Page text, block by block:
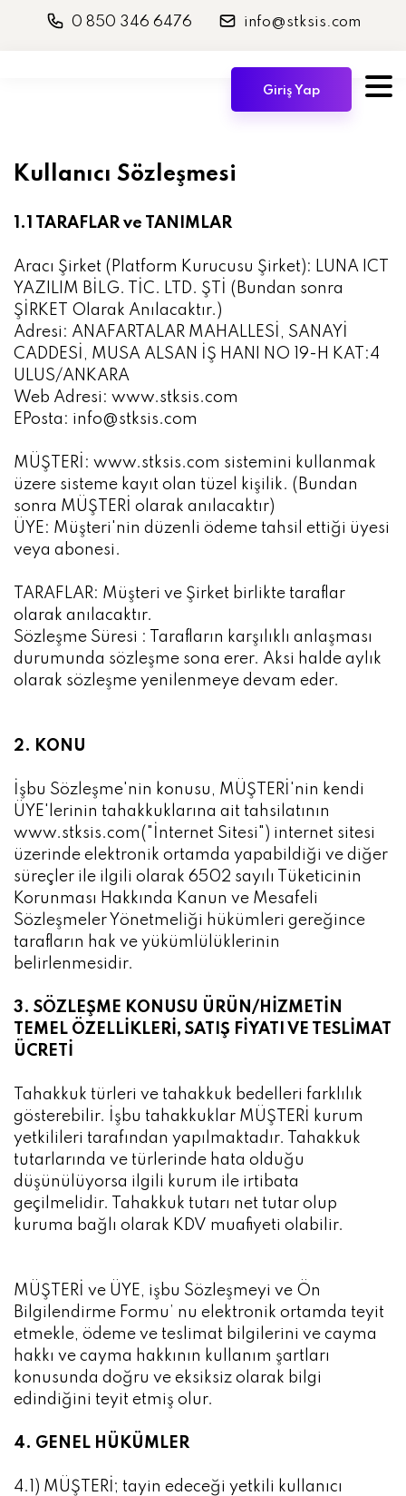
0 850 346 6476 info@stksis.com
Giriş Yap
Kullanıcı Sözleşmesi
1.1 TARAFLAR ve TANIMLAR
Aracı Şirket (Platform Kurucusu Şirket): LUNA ICT
YAZILIM BİLG. TİC. LTD. ŞTİ (Bundan sonra
ŞİRKET Olarak Anılacaktır.)
Adresi: ANAFARTALAR MAHALLESİ, SANAYİ
CADDESİ, MUSA ALSAN İŞ HANI NO 19-H KAT:4
ULUS/ANKARA
Web Adresi: www.stksis.com
EPosta: info@stksis.com
MÜŞTERİ: www.stksis.com sistemini kullanmak
üzere sisteme kayıt olan tüzel kişilik. (Bundan
sonra MÜŞTERİ olarak anılacaktır)
ÜYE: Müşteri'nin düzenli ödeme tahsil ettiği üyesi
veya abonesi.
TARAFLAR: Müşteri ve Şirket birlikte taraflar
olarak anılacaktır.
Sözleşme Süresi : Tarafların karşılıklı anlaşması
durumunda sözleşme sona erer. Aksi halde aylık
olarak sözleşme yenilenmeye devam eder.
2. KONU
İşbu Sözleşme'nin konusu, MÜŞTERİ'nin kendi
ÜYE'lerinin tahakkuklarına ait tahsilatının
www.stksis.com("İnternet Sitesi") internet sitesi
üzerinde elektronik ortamda yapabildiği ve diğer
süreçler ile ilgili olarak 6502 sayılı Tüketicinin
Korunması Hakkında Kanun ve Mesafeli
Sözleşmeler Yönetmeliği hükümleri gereğince
tarafların hak ve yükümlülüklerinin
belirlenmesidir.
3. SÖZLEŞME KONUSU ÜRÜN/HİZMETİN
TEMEL ÖZELLİKLERİ, SATIŞ FİYATI VE TESLİMAT
ÜCRETİ
Tahakkuk türleri ve tahakkuk bedelleri farklılık
gösterebilir. İşbu tahakkuklar MÜŞTERİ kurum
yetkilileri tarafından yapılmaktadır. Tahakkuk
tutarlarında ve türlerinde hata olduğu
düşünülüyorsa ilgili kurum ile irtibata
geçilmelidir. Tahakkuk tutarı net tutar olup
kuruma bağlı olarak KDV muafiyeti olabilir.
MÜŞTERİ ve ÜYE, işbu Sözleşmeyi ve Ön
Bilgilendirme Formu’ nu elektronik ortamda teyit
etmekle, ödeme ve teslimat bilgilerini ve cayma
hakkı ve cayma hakkının kullanım şartları
konusunda doğru ve eksiksiz olarak bilgi
edindiğini teyit etmiş olur.
4. GENEL HÜKÜMLER
4.1) MÜŞTERİ; tayin edeceği yetkili kullanıcı